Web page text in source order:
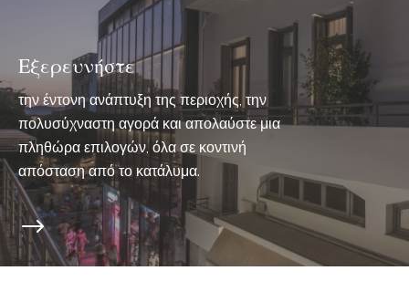
Εξερευνήστε
την έντονη ανάπτυξη της περιοχής, την
πολυσύχναστη αγορά και απολαύστε μια
πληθώρα επιλογών, όλα σε κοντινή
απόσταση από το κατάλυμα.